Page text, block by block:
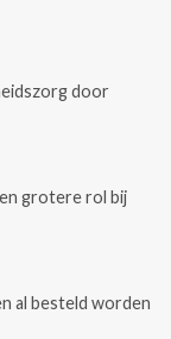
door
grotere rol bij
al besteld worden